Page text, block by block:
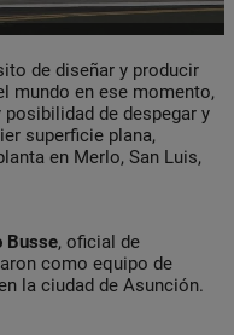
de diseñar y producir
mundo en ese momento,
de despegar y
superficie plana,
en Merlo, San Luis,
Busse, oficial de
como equipo de
la ciudad de Asunción.